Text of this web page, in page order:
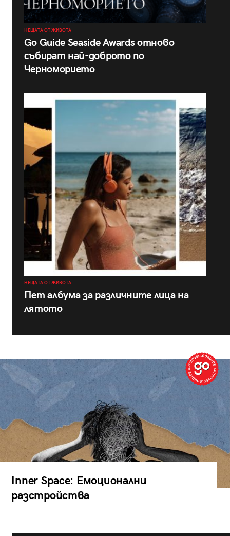
НЕЩАТА ОТ ЖИВОТА
Go Guide Seaside Awards отново
събират най-доброто по
Черноморието
НЕЩАТА ОТ ЖИВОТА
Пет албума за различните лица на
лятото
Inner Space: Емоционални
разстройства